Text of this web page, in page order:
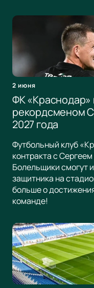
2 июня
ФК «Краснодар»
рекордсменом
2027 года
Футбольный клуб
контракта с
Болельщики смогут
защитника на
больше о
команде!